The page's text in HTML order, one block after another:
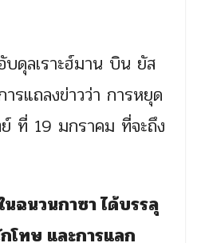
ดุลเราะฮ์มาน บิน ยัส
รแถลงข่าวว่า การหยุด
ที่ 19 มกราคม ที่จะถึง
ฉนวนกาซา ได้บรรลุ
โทษ และการแลก